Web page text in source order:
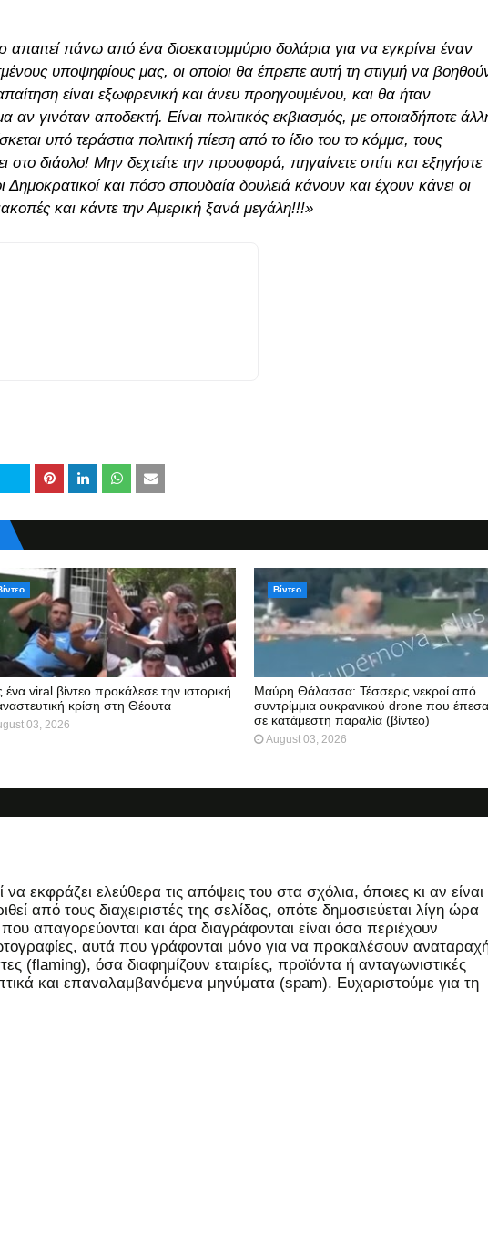
πάνω από ένα δισεκατομμύριο δολάρια για να εγκρίνει έναν
υποψηφίους μας, οι οποίοι θα έπρεπε αυτή τη στιγμή να
είναι εξωφρενική και άνευ προηγουμένου, και θα ήταν
αν γινόταν αποδεκτή. Είναι πολιτικός εκβιασμός, με οποιαδήποτε
υπό τεράστια πολιτική πίεση από το ίδιο του το κόμμα, τους
στο διάολο! Μην δεχτείτε την προσφορά, πηγαίνετε σπίτι και εξηγήστε
και πόσο σπουδαία δουλειά κάνουν και έχουν κάνει οι
και κάντε την Αμερική ξανά μεγάλη!!!»
viral βίντεο προκάλεσε την ιστορική
κρίση στη Θέουτα
03, 2026
Βίντεο
Μαύρη Θάλασσα: Τέσσερις νεκροί από
συντρίμμια ουκρανικού drone που
σε κατάμεστη παραλία (βίντεο)
August 03, 2026
εκφράζει ελεύθερα τις απόψεις του στα σχόλια, όποιες κι αν είναι
από τους διαχειριστές της σελίδας, οπότε δημοσιεύεται λίγη ώρα
απαγορεύονται και άρα διαγράφονται είναι όσα περιέχουν
αυτά που γράφονται μόνο για να προκαλέσουν
(flaming), όσα διαφημίζουν εταιρίες, προϊόντα ή ανταγωνιστικές
και επαναλαμβανόμενα μηνύματα (spam). Ευχαριστούμε για τη